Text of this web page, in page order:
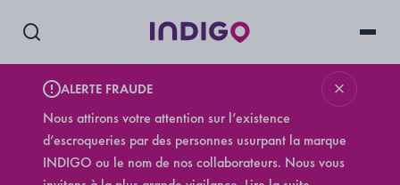
ALERTE FRAUDE
Nous attirons votre attention sur l’existence
d’escroqueries par des personnes usurpant la marque
INDIGO ou le nom de nos collaborateurs. Nous vous